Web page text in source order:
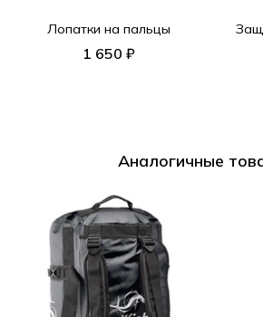
Лопатки на пальцы
1 650 ₽
Аналогичные